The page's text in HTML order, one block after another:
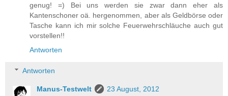
genug! =) Bei uns werden sie zwar dann eher als
Kantenschoner oä. hergenommen, aber als Geldbörse oder
Tasche kann ich mir solche Feuerwehrschläuche auch gut
vorstellen!!
Antworten
Antworten
Manus-Testwelt
23 August, 2012